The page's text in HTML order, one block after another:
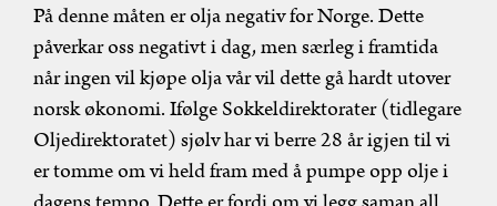
På denne måten er olja negativ for Norge. Dette
påverkar oss negativt i dag, men særleg i framtida
når ingen vil kjøpe olja vår vil dette gå hardt utover
norsk økonomi. Ifølge Sokkeldirektorater (tidlegare
Oljedirektoratet) sjølv har vi berre 28 år igjen til vi
er tomme om vi held fram med å pumpe opp olje i